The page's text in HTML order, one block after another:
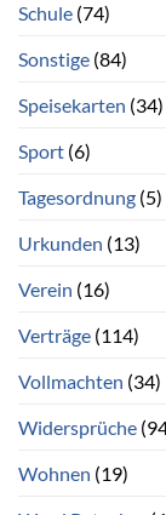
Schule (74)
Sonstige (84)
Speisekarten (34)
Sport (6)
Tagesordnung (5)
Urkunden (13)
Verein (16)
Verträge (114)
Vollmachten (34)
Widersprüche
Wohnen (19)